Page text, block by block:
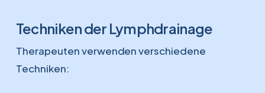
Techniken der Lymphdrainage
Therapeuten verwenden verschiedene
Techniken: